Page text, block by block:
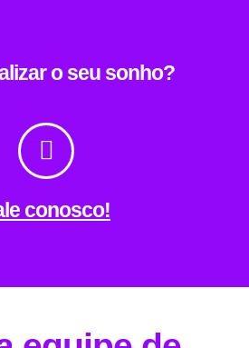
o seu sonho?
conosco!